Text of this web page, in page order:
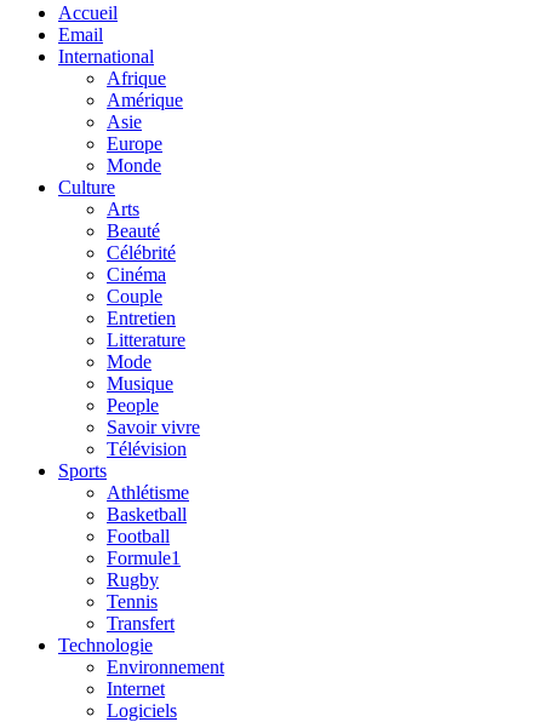
Accueil
Email
International
Afrique
Amérique
Asie
Europe
Monde
Culture
Arts
Beauté
Célébrité
Cinéma
Couple
Entretien
Litterature
Mode
Musique
People
Savoir vivre
Télévision
Sports
Athlétisme
Basketball
Football
Formule1
Rugby
Tennis
Transfert
Technologie
Environnement
Internet
Logiciels